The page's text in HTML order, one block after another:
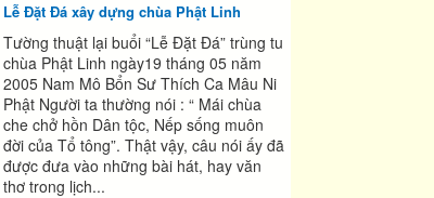
Lễ Đặt Đá xây dựng chùa Phật Linh
Tường thuật lại buổi “Lễ Đặt Đá” trùng tu
chùa Phật Linh ngày19 tháng 05 năm
2005 Nam Mô Bổn Sư Thích Ca Mâu Ni
Phật Người ta thường nói : “ Mái chùa
che chở hồn Dân tộc, Nếp sống muôn
đời của Tổ tông”. Thật vậy, câu nói ấy đã
được đưa vào những bài hát, hay văn
thơ trong lịch...